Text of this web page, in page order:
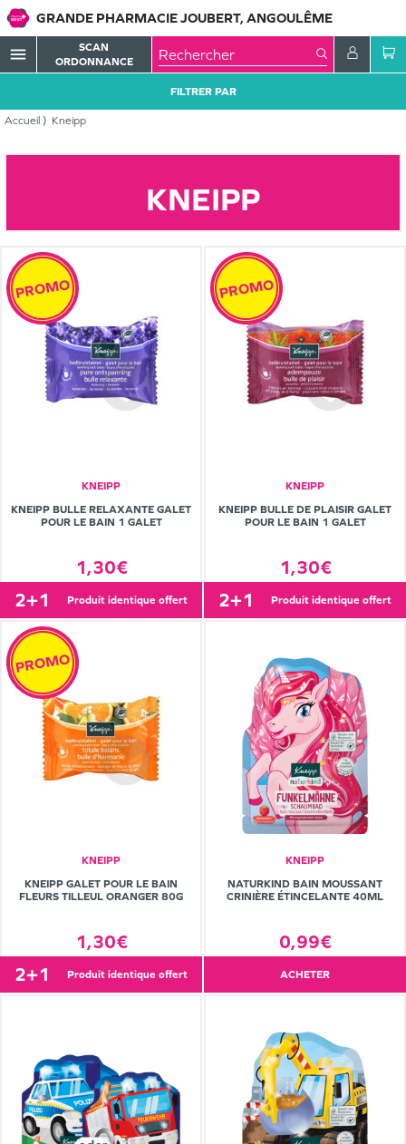
GRANDE PHARMACIE JOUBERT, ANGOULÊME
menu
SCAN
ORDONNANCE
Accueil Kneipp
FILTRER PAR
KNEIPP
KNEIPP
KNEIPP BULLE RELAXANTE GALET
POUR LE BAIN 1 GALET
1,30€
PROMO
2+1 produit identique offert
KNEIPP
KNEIPP BULLE DE PLAISIR GALET
POUR LE BAIN 1 GALET
1,30€
PROMO
2+1 produit identique offert
KNEIPP
KNEIPP GALET POUR LE BAIN
FLEURS TILLEUL ORANGER 80G
1,30€
PROMO
2+1 produit identique offert
KNEIPP
NATURKIND BAIN MOUSSANT
CRINIÈRE ÉTINCELANTE 40ML
0,99€
ACHETER